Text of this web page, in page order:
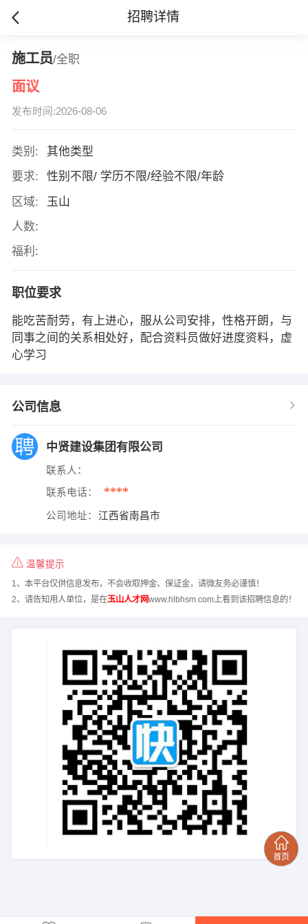
招聘详情
施工员/全职
面议
发布时间:2026-08-06
类别:
其他类型
要求:
性别不限/ 学历不限/经验不限/年龄
区域:
玉山
人数:
福利:
职位要求
能吃苦耐劳，有上进心，服从公司安排，性格开朗，与
同事之间的关系相处好，配合资料员做好进度资料，虚
心学习
公司信息
中贤建设集团有限公司
联系人：
联系电话： ****
公司地址： 江西省南昌市
温馨提示
1、本平台仅供信息发布，不会收取押金、保证金，请微友务必谨慎！
2、请告知用人单位，是在玉山人才网www.hlbhsm.com上看到该招聘信息的！